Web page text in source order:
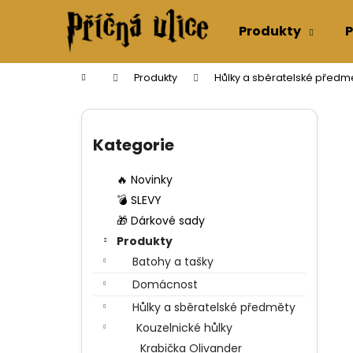
Produkty
Domů Produkty Hůlky a sběratelské
kategorie
Kategorie
🔥 Novinky
💣 SLEVY
🎁 Dárkové sady
Produkty
Batohy a tašky
Domácnost
Hůlky a sběratelské předměty
Kouzelnické hůlky
Krabička Olivander
í
Zpět
do
Zpět
do